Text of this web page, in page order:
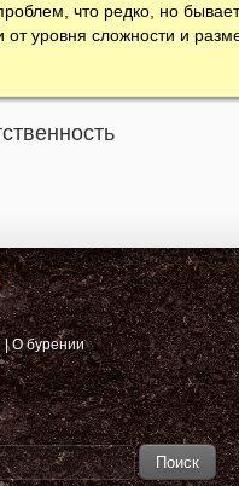
что редко, но бывает
от уровня сложности и
|О бурении
Поиск